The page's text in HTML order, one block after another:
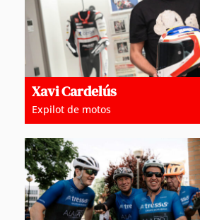
Xavi Cardelús
Expilot de motos